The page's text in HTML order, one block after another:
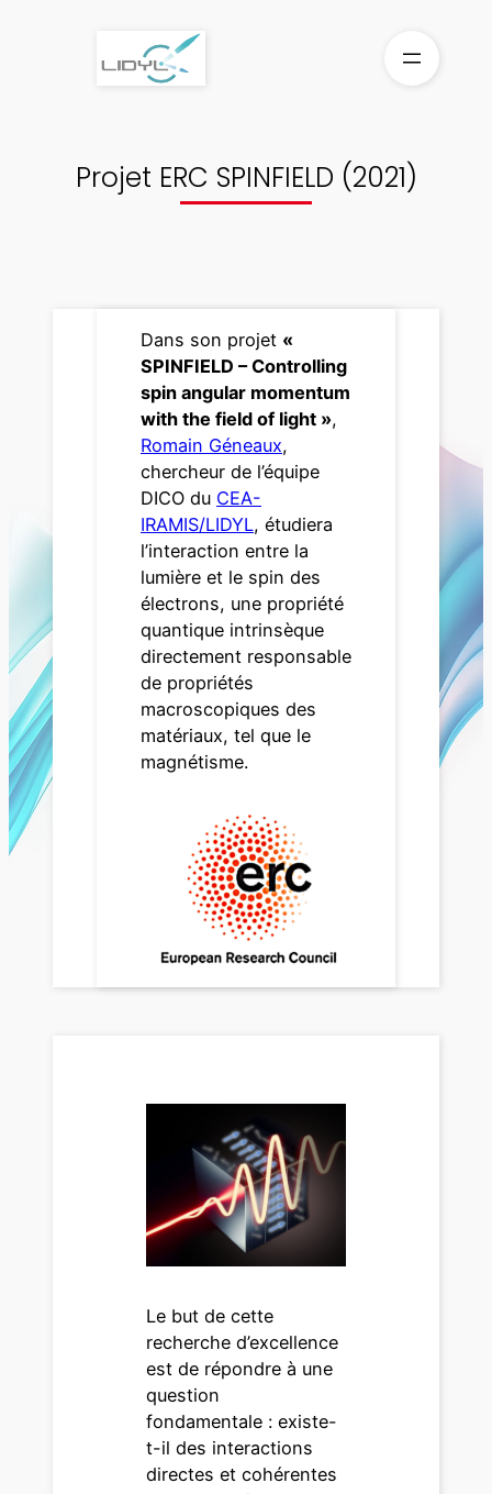
Projet ERC SPINFIELD (2021)
Dans son projet «
SPINFIELD – Controlling
spin angular momentum
with the field of light »,
Romain Géneaux,
chercheur de l’équipe
DICO du CEA-
IRAMIS/LIDYL, étudiera
l’interaction entre la
lumière et le spin des
électrons, une propriété
quantique intrinsèque
directement responsable
de propriétés
macroscopiques des
matériaux, tel que le
magnétisme.
Le but de cette
recherche d’excellence
est de répondre à une
question
fondamentale : existe-
t-il des interactions
directes et cohérentes